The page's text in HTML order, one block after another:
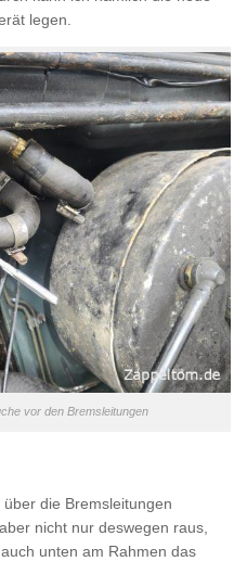
legen.
vor den Bremsleitungen
die Bremsleitungen
nicht nur deswegen raus,
unten am Rahmen das